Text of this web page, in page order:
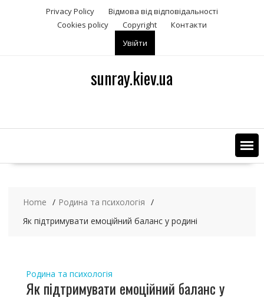
t
Privacy Policy
Відмова від відповідальності
Сookies policy
Copyright
Контакти
Увійти
sunray.kiev.ua
Home
Родина та психологія
Як підтримувати емоційний баланс у родині
Родина та психологія
Як підтримувати емоційний баланс у